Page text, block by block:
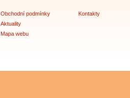
Obchodní podmínky
Aktuality
Mapa webu
Kontakty